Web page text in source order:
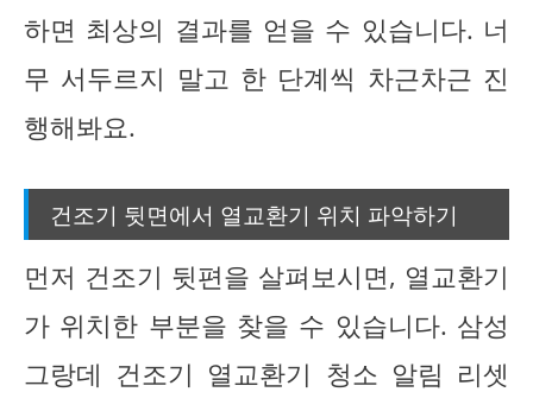
하면 최상의 결과를 얻을 수 있습니다. 너
무 서두르지 말고 한 단계씩 차근차근 진
행해봐요.
건조기 뒷면에서 열교환기 위치 파악하기
먼저 건조기 뒷편을 살펴보시면, 열교환기
가 위치한 부분을 찾을 수 있습니다. 삼성
그랑데 건조기 열교환기 청소 알림 리셋